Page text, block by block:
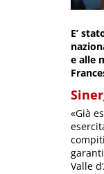
E’
e alle
«Già
Valle